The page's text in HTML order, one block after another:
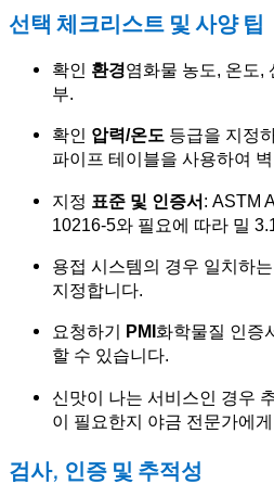
선택 체크리스트 및 사양 팁
확인 환경염화물 농도, 온도,
부.
확인 압력/온도 등급을 지정
파이프 테이블을 사용하여
지정 표준 및 인증서: ASTM
10216-5와 필요에 따라 밀
용접 시스템의 경우 일치하
지정합니다.
요청하기 PMI 화학물질 인증
할 수 있습니다.
신맛이 나는 서비스인 경우
이 필요한지 야금 전문가에
검사, 인증 및 추적성